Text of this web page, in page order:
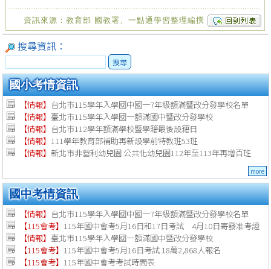
資訊來源：教育部 國教署、一點通學習整理編撰
搜尋資訊：
搜尋
國小考情資訊
【情報】 台北市115學年入學國中國一7年級額滿暨改分發學校名單
【情報】 臺北市115學年入學國一額滿國中暨改分發學校
【情報】 台北市112學年額滿學校暨學籍最後設籍日
【情報】 111學年教育部補助再新設學前特教班53班
【情報】新北市非營利幼兒園 公共化幼兒園112年至113年再增百班
more
國中考情資訊
【情報】 台北市115學年入學國中國一7年級額滿暨改分發學校名單
【115會考】 115年國中會考5月16日和17日考試 4月10日寄發准考證
【情報】 臺北市115學年入學國一額滿國中暨改分發學校
【115會考】 115年國中會考5月16日考試 18萬2,868人報名
【115會考】 115年國中會考考試時間表